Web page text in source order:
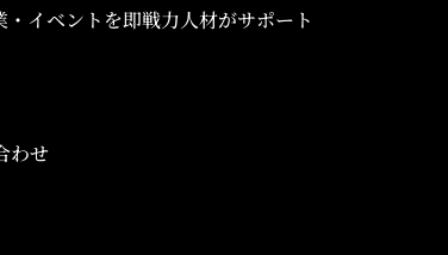
イベントを即戦力人材がサポート
わせ